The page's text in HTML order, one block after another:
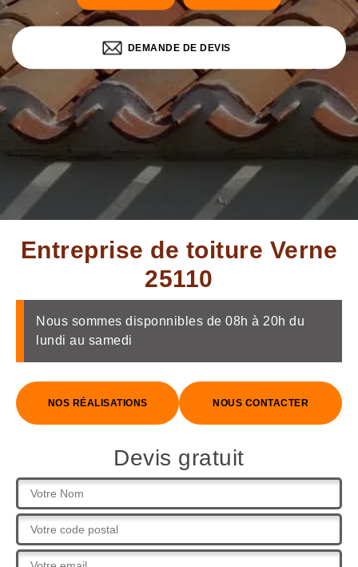
DEMANDE DE DEVIS
Entreprise de toiture Verne
25110
Nous sommes disponnibles de 08h à 20h du
lundi au samedi
NOS RÉALISATIONS NOUS CONTACTER
Devis gratuit